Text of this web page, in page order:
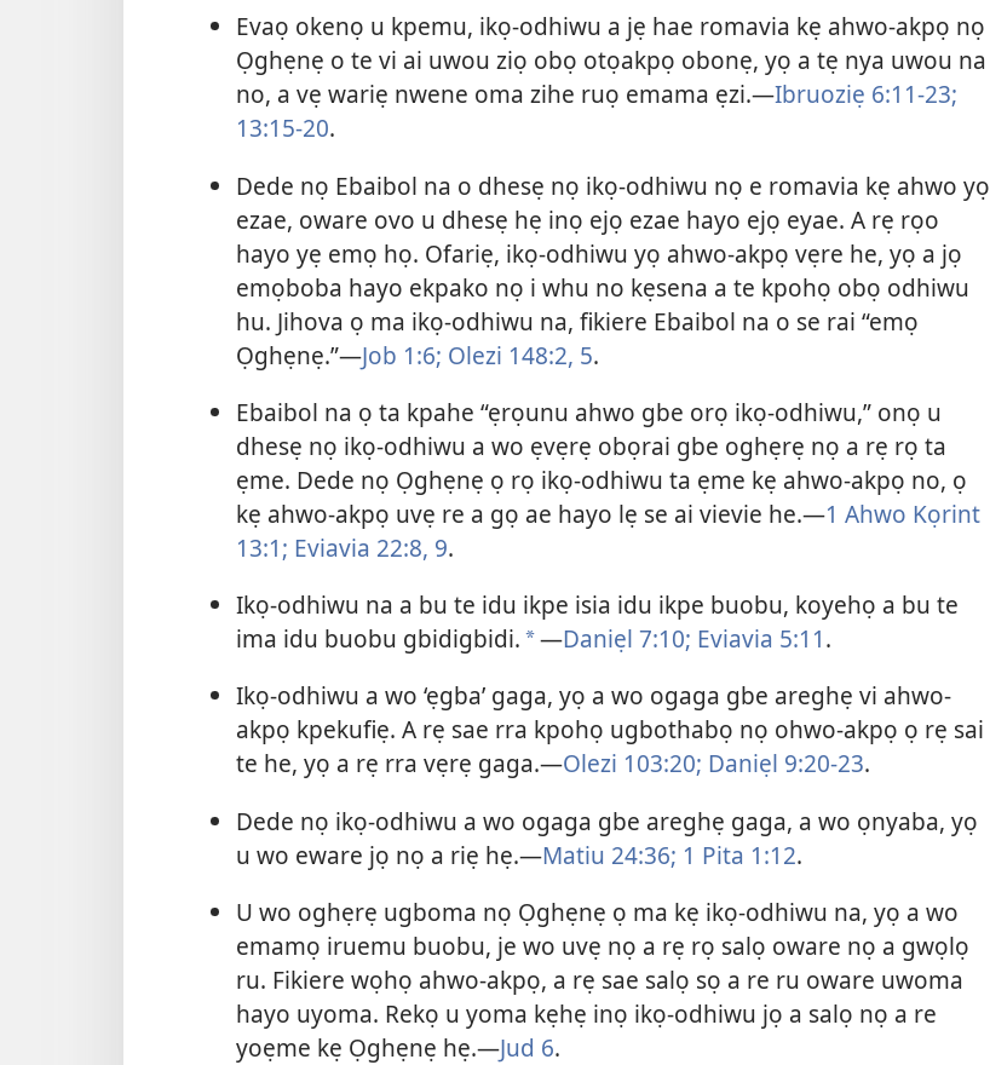
Evaọ okenọ u kpemu, ikọ-odhiwu a jẹ hae romavia kẹ ahwo-akpọ nọ
Ọghẹnẹ o te vi ai uwou ziọ obọ otọakpọ obonẹ, yọ a tẹ nya uwou na
no, a vẹ wariẹ nwene oma zihe ruọ emama ẹzi.​—Ibruoziẹ 6:​11-23;
13:​15-20.
Dede nọ Ebaibol na o dhesẹ nọ ikọ-odhiwu nọ e romavia kẹ ahwo yọ
ezae, oware ovo u dhesẹ hẹ inọ ejọ ezae hayo ejọ eyae. A rẹ rọo
hayo yẹ emọ họ. Ofariẹ, ikọ-odhiwu yọ ahwo-akpọ vẹre he, yọ a jọ
emọboba hayo ekpako nọ i whu no kẹsena a te kpohọ obọ odhiwu
hu. Jihova ọ ma ikọ-odhiwu na, fikiere Ebaibol na o se rai “emọ
Ọghẹnẹ.”​—Job 1:6; Olezi 148:​2, 5.
Ebaibol na ọ ta kpahe “ẹrọunu ahwo gbe orọ ikọ-odhiwu,” onọ u
dhesẹ nọ ikọ-odhiwu a wo ẹvẹrẹ obọrai gbe oghẹrẹ nọ a rẹ rọ ta
ẹme. Dede nọ Ọghẹnẹ ọ rọ ikọ-odhiwu ta ẹme kẹ ahwo-akpọ no, ọ
kẹ ahwo-akpọ uvẹ re a gọ ae hayo lẹ se ai vievie he.​—1 Ahwo Kọrint
13:1; Eviavia 22:​8, 9.
Ikọ-odhiwu na a bu te idu ikpe isia idu ikpe buobu, koyehọ a bu te
ima idu buobu gbidigbidi. *​—Daniẹl 7:10; Eviavia 5:11.
Ikọ-odhiwu a wo ‘ẹgba’ gaga, yọ a wo ogaga gbe areghẹ vi ahwo-
akpọ kpekufiẹ. A rẹ sae rra kpohọ ugbothabọ nọ ohwo-akpọ ọ rẹ sai
te he, yọ a rẹ rra vẹrẹ gaga.​—Olezi 103:20; Daniẹl 9:​20-23.
Dede nọ ikọ-odhiwu a wo ogaga gbe areghẹ gaga, a wo ọnyaba, yọ
u wo eware jọ nọ a riẹ hẹ.​—Matiu 24:36; 1 Pita 1:12.
U wo oghẹrẹ ugboma nọ Ọghẹnẹ ọ ma kẹ ikọ-odhiwu na, yọ a wo
emamọ iruemu buobu, je wo uvẹ nọ a rẹ rọ salọ oware nọ a gwọlọ
ru. Fikiere wọhọ ahwo-akpọ, a rẹ sae salọ sọ a re ru oware uwoma
hayo uyoma. Rekọ u yoma kẹhẹ inọ ikọ-odhiwu jọ a salọ nọ a re
yoẹme kẹ Ọghẹnẹ hẹ.​—Jud 6.